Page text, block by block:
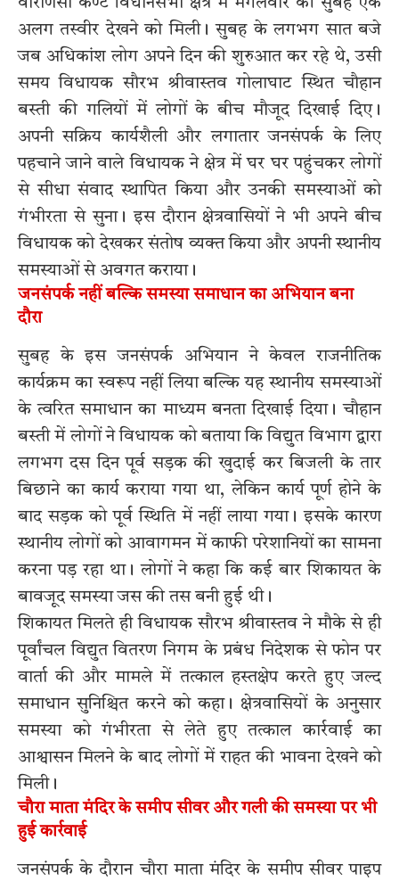
अलग तस्वीर देखने को मिली। सुबह के लगभग सात बजे
जब अधिकांश लोग अपने दिन की शुरुआत कर रहे थे, उसी
समय विधायक सौरभ श्रीवास्तव गोलाघाट स्थित चौहान
बस्ती की गलियों में लोगों के बीच मौजूद दिखाई दिए।
अपनी सक्रिय कार्यशैली और लगातार जनसंपर्क के लिए
पहचाने जाने वाले विधायक ने क्षेत्र में घर घर पहुंचकर लोगों
से सीधा संवाद स्थापित किया और उनकी समस्याओं को
गंभीरता से सुना। इस दौरान क्षेत्रवासियों ने भी अपने बीच
विधायक को देखकर संतोष व्यक्त किया और अपनी स्थानीय
समस्याओं से अवगत कराया।
जनसंपर्क नहीं बल्कि समस्या समाधान का अभियान बना
दौरा
सुबह के इस जनसंपर्क अभियान ने केवल राजनीतिक
कार्यक्रम का स्वरूप नहीं लिया बल्कि यह स्थानीय समस्याओं
के त्वरित समाधान का माध्यम बनता दिखाई दिया। चौहान
बस्ती में लोगों ने विधायक को बताया कि विद्युत विभाग द्वारा
लगभग दस दिन पूर्व सड़क की खुदाई कर बिजली के तार
बिछाने का कार्य कराया गया था, लेकिन कार्य पूर्ण होने के
बाद सड़क को पूर्व स्थिति में नहीं लाया गया। इसके कारण
स्थानीय लोगों को आवागमन में काफी परेशानियों का सामना
करना पड़ रहा था। लोगों ने कहा कि कई बार शिकायत के
बावजूद समस्या जस की तस बनी हुई थी।
शिकायत मिलते ही विधायक सौरभ श्रीवास्तव ने मौके से ही
पूर्वांचल विद्युत वितरण निगम के प्रबंध निदेशक से फोन पर
वार्ता की और मामले में तत्काल हस्तक्षेप करते हुए जल्द
समाधान सुनिश्चित करने को कहा। क्षेत्रवासियों के अनुसार
समस्या को गंभीरता से लेते हुए तत्काल कार्रवाई का
आश्वासन मिलने के बाद लोगों में राहत की भावना देखने को
मिली।
चौरा माता मंदिर के समीप सीवर और गली की समस्या पर भी
हुई कार्रवाई
जनसंपर्क के दौरान चौरा माता मंदिर के समीप सीवर पाइप